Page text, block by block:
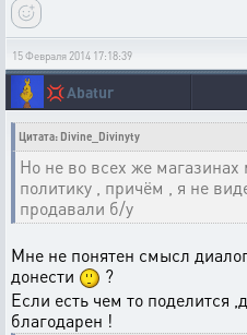
15 Февраля 2014 17:18:39
💢Abatur
Цитата: Divine_Divinyty
Но не во всех же
политику , причём , я не
продавали б/у
Мне не понятен смысл
донести
?
Если есть чем то поделится
благодарен !